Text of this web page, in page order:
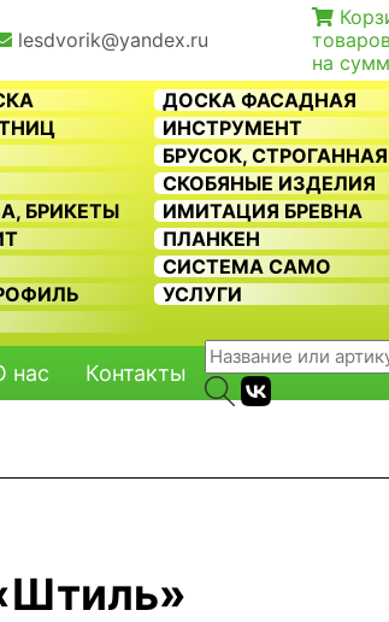
lesdvorik@yandex.ru
на
ДОСКА ФАСАДНАЯ
ИНСТРУМЕНТ
БРУСОК,
СКОБЯНЫЕ ИЗДЕЛИЯ
БРИКЕТЫ
ИМИТАЦИЯ БРЕВНА
ПЛАНКЕН
СИСТЕМА CAMO
УСЛУГИ
нас Контакты